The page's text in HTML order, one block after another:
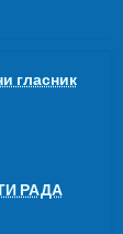
гласник
РАДА